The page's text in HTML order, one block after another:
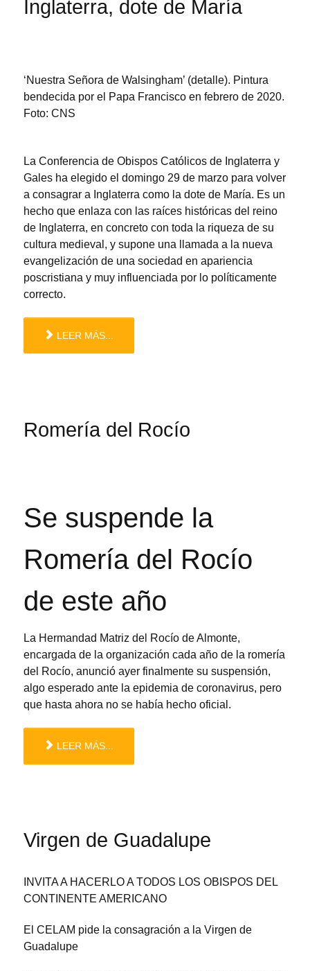
Inglaterra, dote de María
‘Nuestra Señora de Walsingham’ (detalle). Pintura
bendecida por el Papa Francisco en febrero de 2020.
Foto: CNS
La Conferencia de Obispos Católicos de Inglaterra y
Gales ha elegido el domingo 29 de marzo para volver
a consagrar a Inglaterra como la dote de María. Es un
hecho que enlaza con las raíces históricas del reino
de Inglaterra, en concreto con toda la riqueza de su
cultura medieval, y supone una llamada a la nueva
evangelización de una sociedad en apariencia
poscristiana y muy influenciada por lo políticamente
correcto.
LEER MÁS...
Romería del Rocío
Se suspende la
Romería del Rocío
de este año
La Hermandad Matriz del Rocío de Almonte,
encargada de la organización cada año de la romería
del Rocío, anunció ayer finalmente su suspensión,
algo esperado ante la epidemia de coronavirus, pero
que hasta ahora no se había hecho oficial.
LEER MÁS...
Virgen de Guadalupe
INVITA A HACERLO A TODOS LOS OBISPOS DEL
CONTINENTE AMERICANO
El CELAM pide la consagración a la Virgen de
Guadalupe